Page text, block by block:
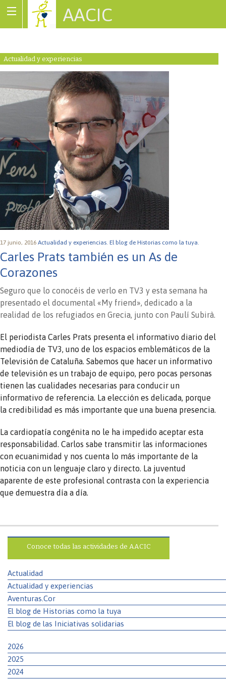
AACIC
Actualidad y experiencias
17 junio, 2016 Actualidad y experiencias. El blog de Historias como la tuya.
Carles Prats también es un As de
Corazones
Seguro que lo conocéis de verlo en TV3 y esta semana ha
presentado el documental «My friend», dedicado a la
realidad de los refugiados en Grecia, junto con Paulí Subirà.
El periodista Carles Prats presenta el informativo diario del
mediodía de TV3, uno de los espacios emblemáticos de la
Televisión de Cataluña. Sabemos que hacer un informativo
de televisión es un trabajo de equipo, pero pocas personas
tienen las cualidades necesarias para conducir un
informativo de referencia. La elección es delicada, porque
la credibilidad es más importante que una buena presencia.
La cardiopatía congénita no le ha impedido aceptar esta
responsabilidad. Carlos sabe transmitir las informaciones
con ecuanimidad y nos cuenta lo más importante de la
noticia con un lenguaje claro y directo. La juventud
aparente de este profesional contrasta con la experiencia
que demuestra día a día.
Conoce todas las actividades de AACIC
Actualidad
Actualidad y experiencias
Aventuras.Cor
El blog de Historias como la tuya
El blog de las Iniciativas solidarias
2026
2025
2024